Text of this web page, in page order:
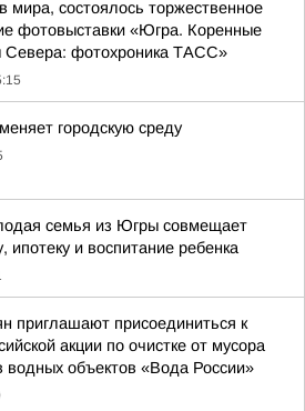
мира, состоялось торжественное
фотовыставки «Югра. Коренные
Севера: фотохроника ТАСС»
городскую среду
семья из Югры совмещает
ипотеку и воспитание ребенка
приглашают присоединиться к
акции по очистке от мусора
водных объектов «Вода России»